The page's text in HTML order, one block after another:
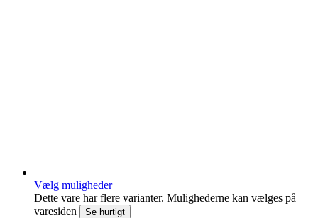
Vælg muligheder
Dette vare har flere varianter. Mulighederne kan vælges på
varesiden
Se hurtigt